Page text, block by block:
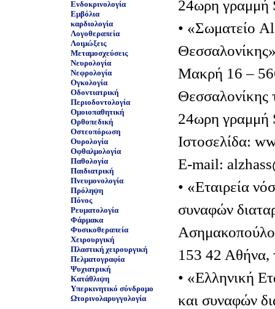
Ενδοκρινολογία
Εμβόλια
καρδιολογία
Λογοθεραπεία
Λοιμώξεις
Μεταμοσχεύσεις
Νευρολογία
Νεφρολογία
Ογκολογία
Οδοντιατρική
Περιοδοντολογία
Ομοιοπαθητική
Ορθοπεδική
Οστεοπόρωση
Ουρολογία
Οφθαλμολογία
Παθολογία
Παιδιατρική
Πνευμονολογία
Πρόληψη
Πόνος
Ρευματολογία
Φάρμακα
Φυσικοθεραπεία
Χειρουργική
Πλαστική χειρουργική
Πελματογραφία
Ψυχιατρική
Κατάθλιψη
Υπερκινητικό σύνδρομο
Ωτορινολαρυγγολογία
24ωρη γραμμή
• «Σωματείο
Μακρή 16 –
24ωρη γραμμή
Ιστοσελίδα:
E-mail:
• «Εταιρεία
συναφών
153 42 Αθήνα,
• «Ελληνική
και συναφών